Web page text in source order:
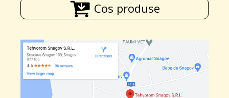
Cos produse